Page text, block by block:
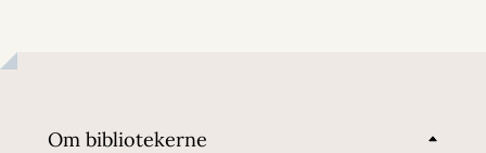
Om bibliotekerne